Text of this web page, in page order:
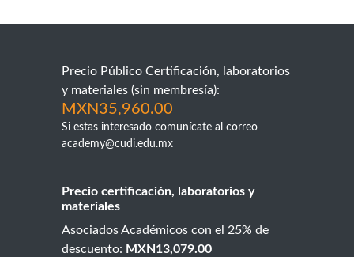
Precio Público Certificación, laboratorios
y materiales (sin membresía):
MXN35,960.00
Si estas interesado comunícate al correo
academy@cudi.edu.mx
Precio certificación, laboratorios y
materiales
Asociados Académicos con el 25% de
descuento: MXN13,079.00